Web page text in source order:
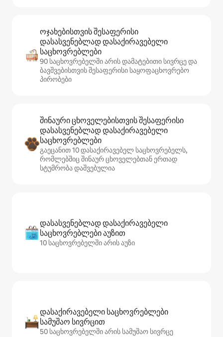
ოჯახებისთვის შესაფერისი
დასასვენებლად დასაქირავებელი
საცხოვრებლები
90 საცხოვრებელში არის დამატებითი სივრცე და
ბავშვებისთვის შესაფერისი საყოფაცხოვრებო
პირობები
შინაური ცხოველებისთვის შესაფერისი
დასასვენებლად დასაქირავებელი
საცხოვრებლები
გაეცანით 10 დასაქირავებელ საცხოვრებელს,
რომლებშიც შინაურ ცხოველებთან ერთად
სტუმრობა დაშვებულია
დასასვენებლად დასაქირავებელი
საცხოვრებლები აუზით
10 საცხოვრებელში არის აუზი
დასაქირავებელი საცხოვრებლები
სამუშაო სივრცით
50 საცხოვრებელში არის სამუშაო სივრცე